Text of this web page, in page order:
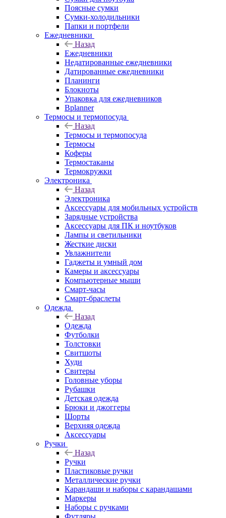
Поясные сумки
Сумки-холодильники
Папки и портфели
Ежедневники
Назад
Ежедневники
Недатированные ежедневники
Датированные ежедневники
Планинги
Блокноты
Упаковка для ежедневников
Bplanner
Термосы и термопосуда
Назад
Термосы и термопосуда
Термосы
Коферы
Термостаканы
Термокружки
Электроника
Назад
Электроника
Аксессуары для мобильных устройств
Зарядные устройства
Аксессуары для ПК и ноутбуков
Лампы и светильники
Жесткие диски
Увлажнители
Гаджеты и умный дом
Камеры и аксессуары
Компьютерные мыши
Смарт-часы
Смарт-браслеты
Одежда
Назад
Одежда
Футболки
Толстовки
Свитшоты
Худи
Свитеры
Головные уборы
Рубашки
Детская одежда
Брюки и джоггеры
Шорты
Верхняя одежда
Аксессуары
Ручки
Назад
Ручки
Пластиковые ручки
Металлические ручки
Карандаши и наборы с карандашами
Маркеры
Наборы с ручками
Футляры